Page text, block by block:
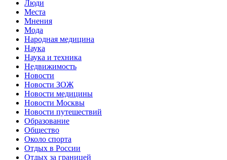
Люди
Места
Мнения
Мода
Народная медицина
Наука
Наука и техника
Недвижимость
Новости
Новости ЗОЖ
Новости медицины
Новости Москвы
Новости путешествий
Образование
Общество
Около спорта
Отдых в России
Отдых за границей